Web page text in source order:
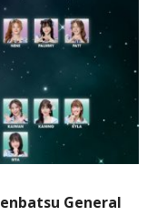
General